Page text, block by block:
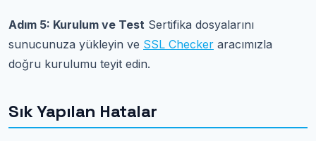
Adım 5: Kurulum ve Test Sertifika dosyalarını
sunucunuza yükleyin ve SSL Checker aracımızla
doğru kurulumu teyit edin.
Sık Yapılan Hatalar